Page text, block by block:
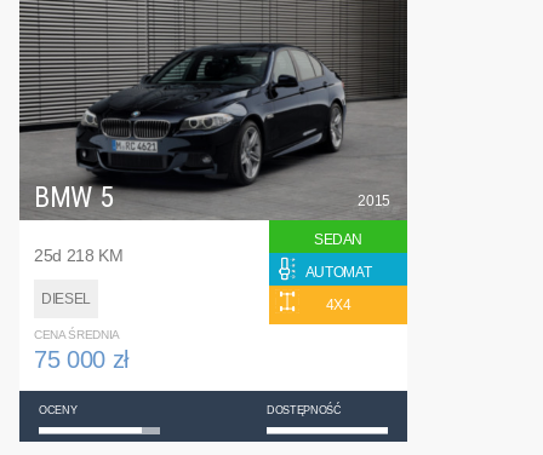
BMW 5
25d 218 KM
DIESEL
2015
SEDAN
AUTOMAT
4X4
CENA ŚREDNIA
75 000 zł
OCENY DOSTĘPNOŚĆ